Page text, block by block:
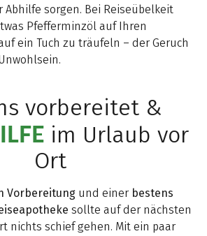
sorgen. Bei Reiseübelkeit
Pfefferminzöl auf Ihren
ein Tuch zu träufeln – der Geruch
vorbereitet &
im Urlaub vor
Ort
Vorbereitung und einer bestens
sollte auf der nächsten
nichts schief gehen. Mit ein paar